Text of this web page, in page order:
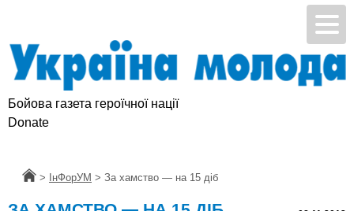
Бойова газета героїчної нації
Donate
Головна
> ІнФорУМ > За хамство — на 15 дiб